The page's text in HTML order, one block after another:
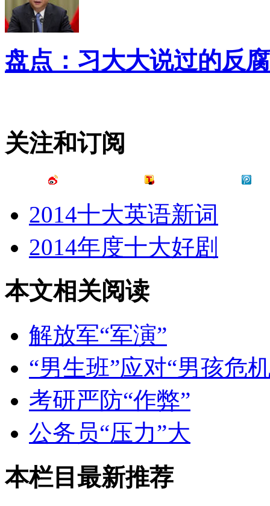
盘点：习大大说过的反
关注和订阅
2014十大英语新词
2014年度十大好剧
本文相关阅读
解放军“军演”
“男生班”应对“男孩危
考研严防“作弊”
公务员“压力”大
本栏目最新推荐